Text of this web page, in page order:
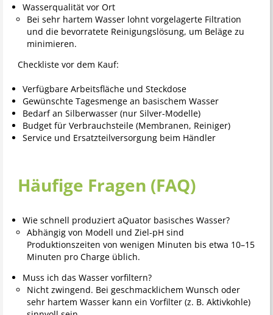
Wasserqualität vor Ort
Bei sehr hartem Wasser lohnt vorgelagerte Filtration
und die bevorratete Reinigungslösung, um Beläge zu
minimieren.
Checkliste vor dem Kauf:
Verfügbare Arbeitsfläche und Steckdose
Gewünschte Tagesmenge an basischem Wasser
Bedarf an Silberwasser (nur Silver-Modelle)
Budget für Verbrauchsteile (Membranen, Reiniger)
Service und Ersatzteilversorgung beim Händler
Häufige Fragen (FAQ)
Wie schnell produziert aQuator basisches Wasser?
Abhängig von Modell und Ziel-pH sind
Produktionszeiten von wenigen Minuten bis etwa 10–15
Minuten pro Charge üblich.
Muss ich das Wasser vorfiltern?
Nicht zwingend. Bei geschmacklichem Wunsch oder
sehr hartem Wasser kann ein Vorfilter (z. B. Aktivkohle)